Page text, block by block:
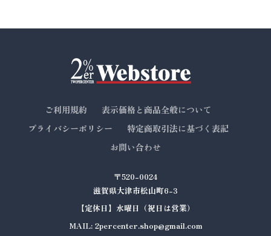
ご利用規約
表示価格と商品全般について
プライバシーポリシー
特定商取引法に基づく表記
お問い合わせ
〒520-0024
滋賀県大津市松山町6-3
【定休日】水曜日（祝日は営業）
MAIL: 2percenter.shop@gmail.com